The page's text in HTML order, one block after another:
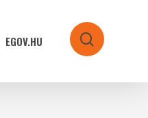
EGOV.HU search